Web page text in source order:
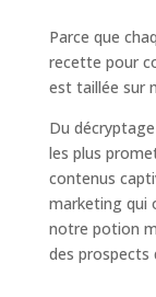
Parce que
recette pour
est taillée sur
Du
les plus
contenus
marketing qui
notre potion
des